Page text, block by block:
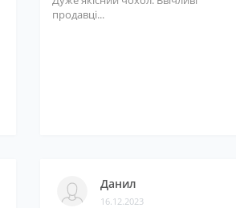
продавці...
Данил
16.12.2023